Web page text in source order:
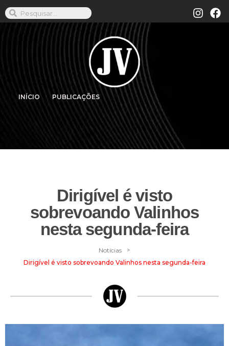
INÍCIO PUBLICAÇÕES
Dirigível é visto
sobrevoando Valinhos
nesta segunda-feira
Notícias >
Dirigível é visto sobrevoando Valinhos nesta segunda-feira